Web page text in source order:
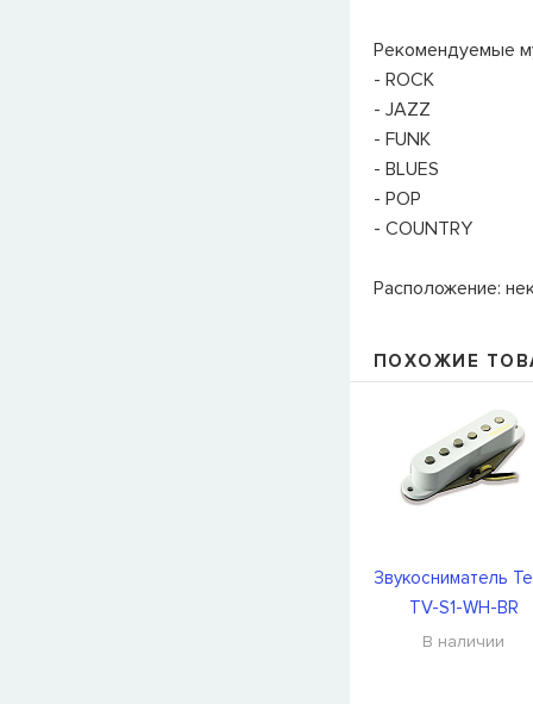
Рекомендуемые
- ROCK
- JAZZ
- FUNK
- BLUES
- POP
- COUNTRY
Расположение:
ПОХОЖИЕ
Звукосниматель
TV-S1-WH-BR
В наличии